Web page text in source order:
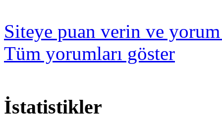
Siteye puan verin ve yorum
Tüm yorumları göster
İstatistikler